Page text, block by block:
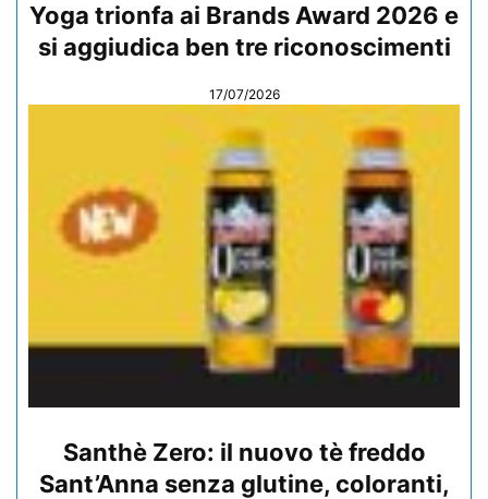
Yoga trionfa ai Brands Award 2026 e
si aggiudica ben tre riconoscimenti
17/07/2026
Santhè Zero: il nuovo tè freddo
Sant’Anna senza glutine, coloranti,